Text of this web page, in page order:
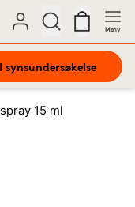
Meny
synsundersøkelse
15 ml